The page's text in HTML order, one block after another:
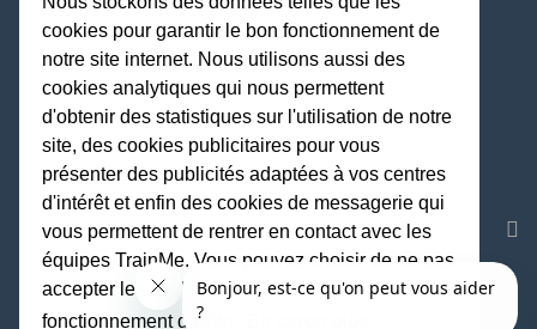
REJOIGNEZ LA COMMUNAUTE
cookies pour garantir le bon fonctionnement de
notre site internet. Nous utilisons aussi des
cookies analytiques qui nous permettent
d'obtenir des statistiques sur l'utilisation de notre
site, des cookies publicitaires pour vous
présenter des publicités adaptées à vos centres
d'intérêt et enfin des cookies de messagerie qui
vous permettent de rentrer en contact avec les
équipes TrainMe. Vous pouvez choisir de ne pas
accepter les cookies non indispensables au
fonctionnement du site.